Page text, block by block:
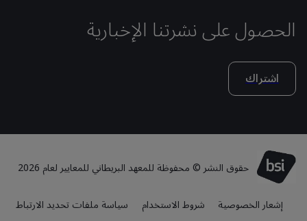
الحصول على نشرتنا الإخبارية
اشتراك
حقوق النشر © محفوظة للمعهد البريطاني للمعايير لعام 2026
إشعار الخصوصية
شروط الاستخدام
سياسة ملفات تحديد الارتباط